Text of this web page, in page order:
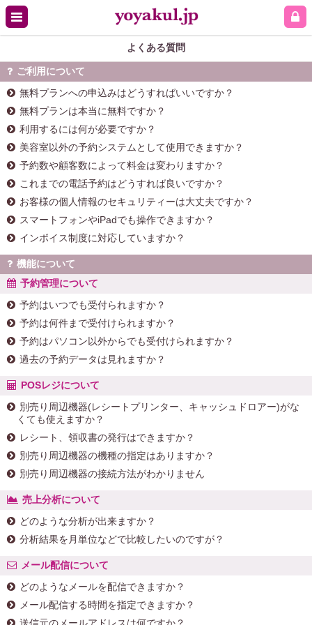
よくある質問
ご利用について
無料プランへの申込みはどうすればいいですか？
無料プランは本当に無料ですか？
利用するには何が必要ですか？
美容室以外の予約システムとして使用できますか？
予約数や顧客数によって料金は変わりますか？
これまでの電話予約はどうすれば良いですか？
お客様の個人情報のセキュリティーは大丈夫ですか？
スマートフォンやiPadでも操作できますか？
インボイス制度に対応していますか？
機能について
予約管理について
予約はいつでも受付られますか？
予約は何件まで受付けられますか？
予約はパソコン以外からでも受付けられますか？
過去の予約データは見れますか？
POSレジについて
別売り周辺機器(レシートプリンター、キャッシュドロアー)がな
くても使えますか？
レシート、領収書の発行はできますか？
別売り周辺機器の機種の指定はありますか？
別売り周辺機器の接続方法がわかりません
売上分析について
どのような分析が出来ますか？
分析結果を月単位などで比較したいのですが？
メール配信について
どのようなメールを配信できますか？
メール配信する時間を指定できますか？